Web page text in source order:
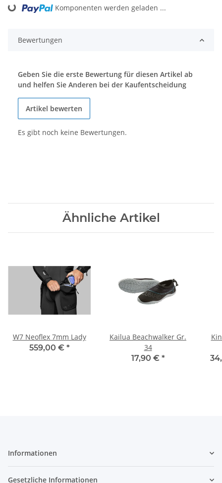
Loading... Komponenten werden geladen ...
Bewertungen
Geben Sie die erste Bewertung für diesen Artikel ab
und helfen Sie Anderen bei der Kaufentscheidung
Artikel bewerten
Es gibt noch keine Bewertungen.
Ähnliche Artikel
W7 Neoflex 7mm Lady
559,00 € *
Kailua Beachwalker Gr.
34
17,90 € *
Informationen
Gesetzliche Informationen